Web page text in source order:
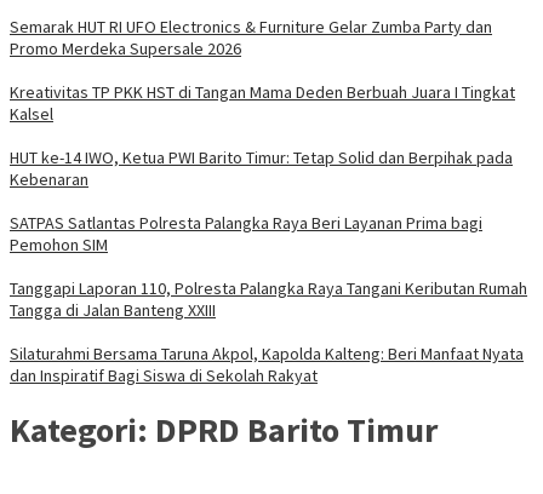
Semarak HUT RI UFO Electronics & Furniture Gelar Zumba Party dan
Promo Merdeka Supersale 2026
Kreativitas TP PKK HST di Tangan Mama Deden Berbuah Juara I Tingkat
Kalsel
HUT ke-14 IWO, Ketua PWI Barito Timur: Tetap Solid dan Berpihak pada
Kebenaran
SATPAS Satlantas Polresta Palangka Raya Beri Layanan Prima bagi
Pemohon SIM
Tanggapi Laporan 110, Polresta Palangka Raya Tangani Keributan Rumah
Tangga di Jalan Banteng XXIII
Silaturahmi Bersama Taruna Akpol, Kapolda Kalteng: Beri Manfaat Nyata
dan Inspiratif Bagi Siswa di Sekolah Rakyat
Kategori: DPRD Barito Timur